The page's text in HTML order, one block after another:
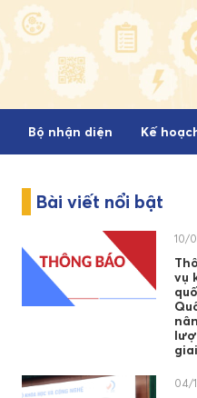
Bộ nhận diện Kế
Bài viết nổi bật
10/
vụ
04/